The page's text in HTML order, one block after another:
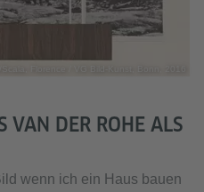
VAN DER ROHE ALS
wenn ich ein Haus bauen